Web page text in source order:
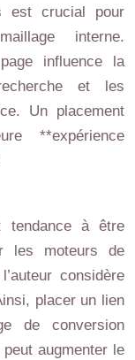
est crucial pour
interne.
influence la
et les
Un placement
**expérience
tendance à être
les moteurs de
considère
placer un lien
de conversion
augmenter le